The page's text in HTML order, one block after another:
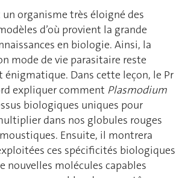
un organisme très éloigné des
d’où provient la grande
en biologie. Ainsi, la
mode de vie parasitaire reste
Dans cette leçon, le Pr
expliquer comment Plasmodium
biologiques uniques pour
dans nos globules rouges
Ensuite, il montrera
ces spécificités biologiques
nouvelles molécules capables